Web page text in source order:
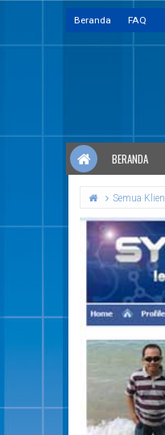
Beranda FAQ
BERANDA
Semua Klien